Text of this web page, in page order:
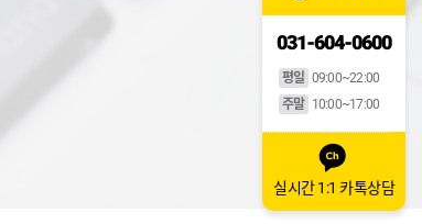
031-604-0600
평일 09:00~22:00
주말 10:00~17:00
실시간 1:1 카톡상담